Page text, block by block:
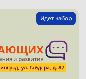
Идет набор